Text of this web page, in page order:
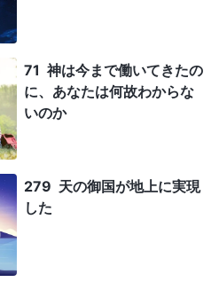
71 神は今まで働いてきたの
に、あなたは何故わからな
いのか
279 天の御国が地上に実現
した